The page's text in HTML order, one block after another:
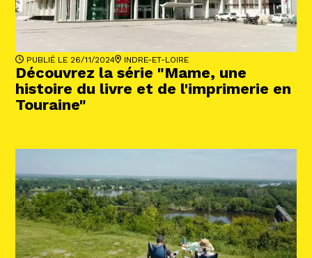
PUBLIÉ LE 26/11/2024 INDRE-ET-LOIRE
Découvrez la série "Mame, une
histoire du livre et de l'imprimerie en
Touraine"